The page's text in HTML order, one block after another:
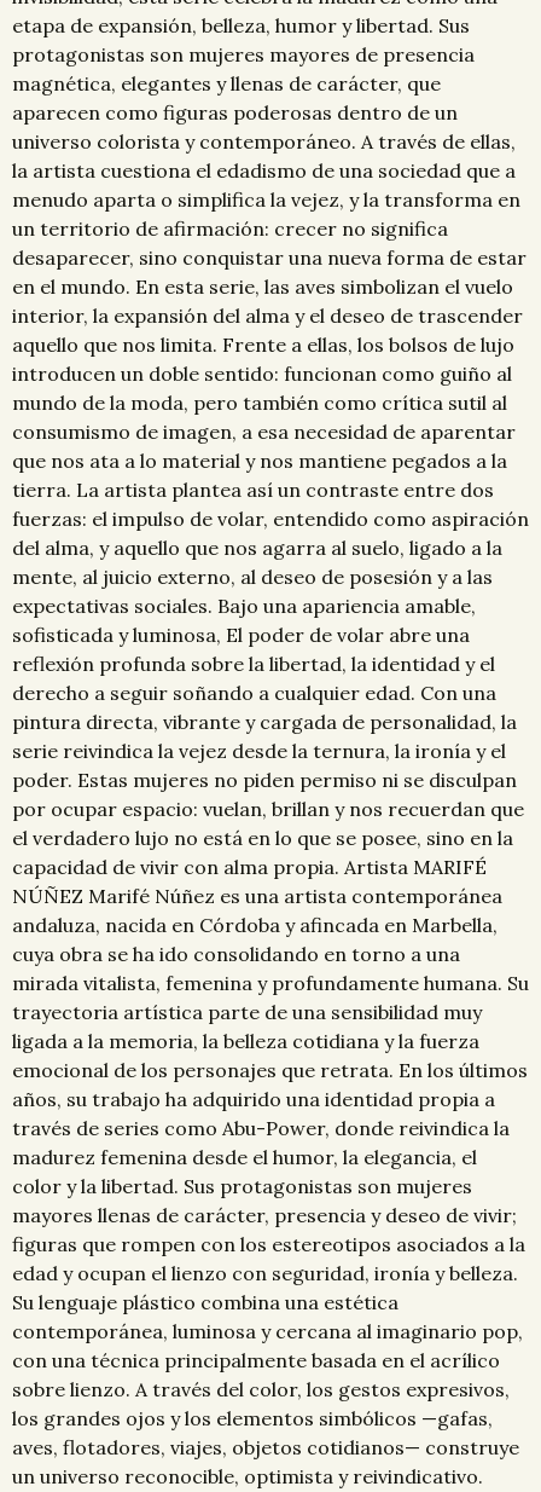
etapa de expansión, belleza, humor y libertad. Sus
protagonistas son mujeres mayores de presencia
magnética, elegantes y llenas de carácter, que
aparecen como figuras poderosas dentro de un
universo colorista y contemporáneo. A través de ellas,
la artista cuestiona el edadismo de una sociedad que a
menudo aparta o simplifica la vejez, y la transforma en
un territorio de afirmación: crecer no significa
desaparecer, sino conquistar una nueva forma de estar
en el mundo. En esta serie, las aves simbolizan el vuelo
interior, la expansión del alma y el deseo de trascender
aquello que nos limita. Frente a ellas, los bolsos de lujo
introducen un doble sentido: funcionan como guiño al
mundo de la moda, pero también como crítica sutil al
consumismo de imagen, a esa necesidad de aparentar
que nos ata a lo material y nos mantiene pegados a la
tierra. La artista plantea así un contraste entre dos
fuerzas: el impulso de volar, entendido como aspiración
del alma, y aquello que nos agarra al suelo, ligado a la
mente, al juicio externo, al deseo de posesión y a las
expectativas sociales. Bajo una apariencia amable,
sofisticada y luminosa, El poder de volar abre una
reflexión profunda sobre la libertad, la identidad y el
derecho a seguir soñando a cualquier edad. Con una
pintura directa, vibrante y cargada de personalidad, la
serie reivindica la vejez desde la ternura, la ironía y el
poder. Estas mujeres no piden permiso ni se disculpan
por ocupar espacio: vuelan, brillan y nos recuerdan que
el verdadero lujo no está en lo que se posee, sino en la
capacidad de vivir con alma propia. Artista MARIFÉ
NÚÑEZ Marifé Núñez es una artista contemporánea
andaluza, nacida en Córdoba y afincada en Marbella,
cuya obra se ha ido consolidando en torno a una
mirada vitalista, femenina y profundamente humana. Su
trayectoria artística parte de una sensibilidad muy
ligada a la memoria, la belleza cotidiana y la fuerza
emocional de los personajes que retrata. En los últimos
años, su trabajo ha adquirido una identidad propia a
través de series como Abu-Power, donde reivindica la
madurez femenina desde el humor, la elegancia, el
color y la libertad. Sus protagonistas son mujeres
mayores llenas de carácter, presencia y deseo de vivir;
figuras que rompen con los estereotipos asociados a la
edad y ocupan el lienzo con seguridad, ironía y belleza.
Su lenguaje plástico combina una estética
contemporánea, luminosa y cercana al imaginario pop,
con una técnica principalmente basada en el acrílico
sobre lienzo. A través del color, los gestos expresivos,
los grandes ojos y los elementos simbólicos —gafas,
aves, flotadores, viajes, objetos cotidianos— construye
un universo reconocible, optimista y reivindicativo.